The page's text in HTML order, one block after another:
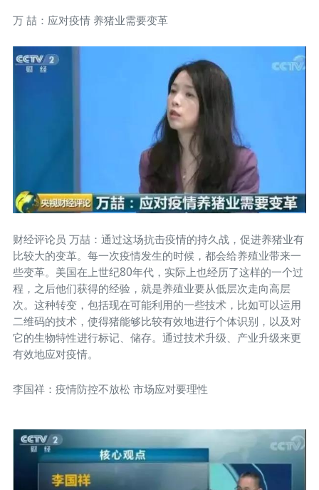
万 喆：应对疫情 养猪业需要变革
财经评论员 万喆：通过这场抗击疫情的持久战，促进养猪业有
比较大的变革。每一次疫情发生的时候，都会给养殖业带来一
些变革。美国在上世纪80年代，实际上也经历了这样的一个过
程，之后他们获得的经验，就是养殖业要从低层次走向高层
次。这种转变，包括现在可能利用的一些技术，比如可以运用
二维码的技术，使得猪能够比较有效地进行个体识别，以及对
它的生物特性进行标记、储存。通过技术升级、产业升级来更
有效地应对疫情。
李国祥：疫情防控不放松 市场应对要理性